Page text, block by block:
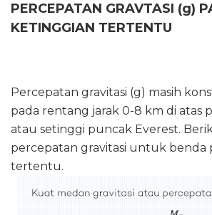
PERCEPATAN GRAVTASI (g)
KETINGGIAN TERTENTU
Percepatan gravitasi (g) masih
pada rentang jarak 0-8 km di atas
atau setinggi puncak Everest.
percepatan gravitasi untuk benda
tertentu.